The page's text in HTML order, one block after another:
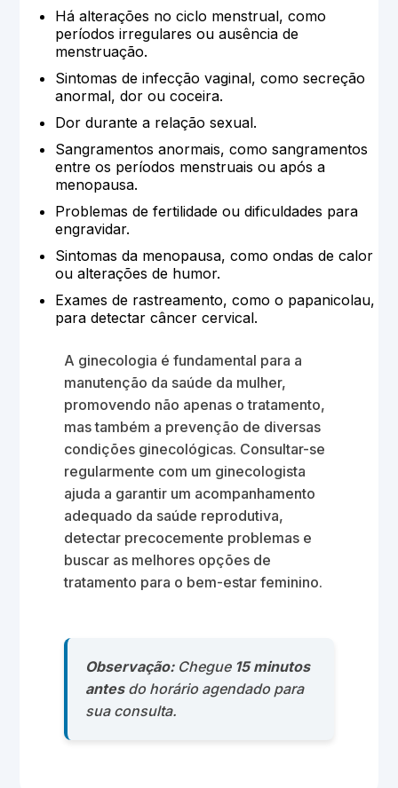
Há alterações no ciclo menstrual, como
períodos irregulares ou ausência de
menstruação.
Sintomas de infecção vaginal, como secreção
anormal, dor ou coceira.
Dor durante a relação sexual.
Sangramentos anormais, como sangramentos
entre os períodos menstruais ou após a
menopausa.
Problemas de fertilidade ou dificuldades para
engravidar.
Sintomas da menopausa, como ondas de calor
ou alterações de humor.
Exames de rastreamento, como o papanicolau,
para detectar câncer cervical.
A ginecologia é fundamental para a
manutenção da saúde da mulher,
promovendo não apenas o tratamento,
mas também a prevenção de diversas
condições ginecológicas. Consultar-se
regularmente com um ginecologista
ajuda a garantir um acompanhamento
adequado da saúde reprodutiva,
detectar precocemente problemas e
buscar as melhores opções de
tratamento para o bem-estar feminino.
Observação:Chegue 15 minutos
antesdo horário agendado para
sua consulta.